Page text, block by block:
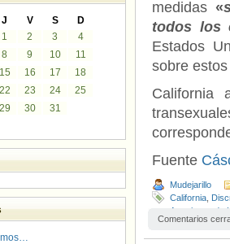
medidas«
todos los
Estados
sobre
California
Fuente
Mudejarillo
California
Americana de
Comentarios
J V S
D
1
2 3
4
8 9 10
11
15 16 17
18
22 23 24
25
29 30 31